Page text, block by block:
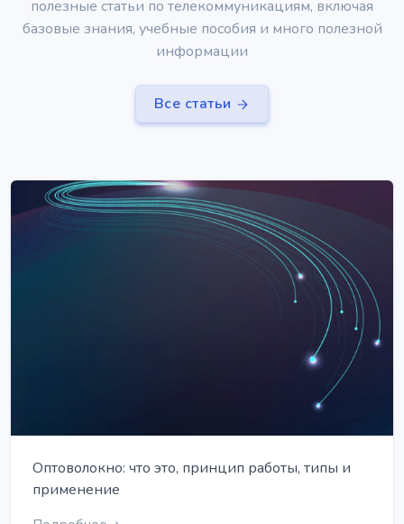
полезные статьи по телекоммуникациям, включая
базовые знания, учебные пособия и много полезной
информации
Все статьи
Оптоволокно: что это, принцип работы, типы и
применение